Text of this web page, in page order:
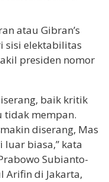
atau Gibran’s
sisi elektabilitas
presiden nomor
baik kritik
tidak mempan.
diserang, Mas
biasa,” kata
Subianto-
Arifin di Jakarta,